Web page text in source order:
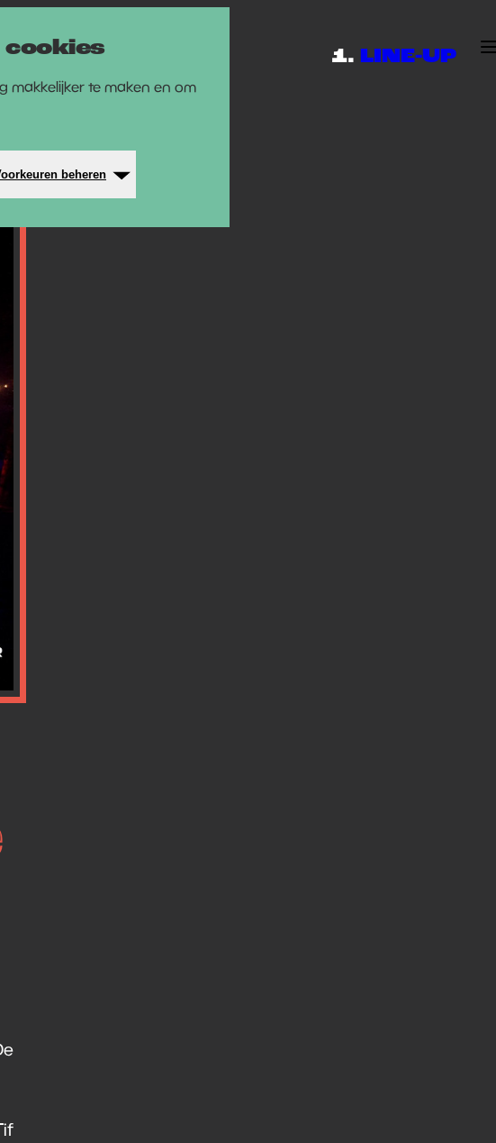
LINE-UP
cookies
makkelijker te maken en om
beheren